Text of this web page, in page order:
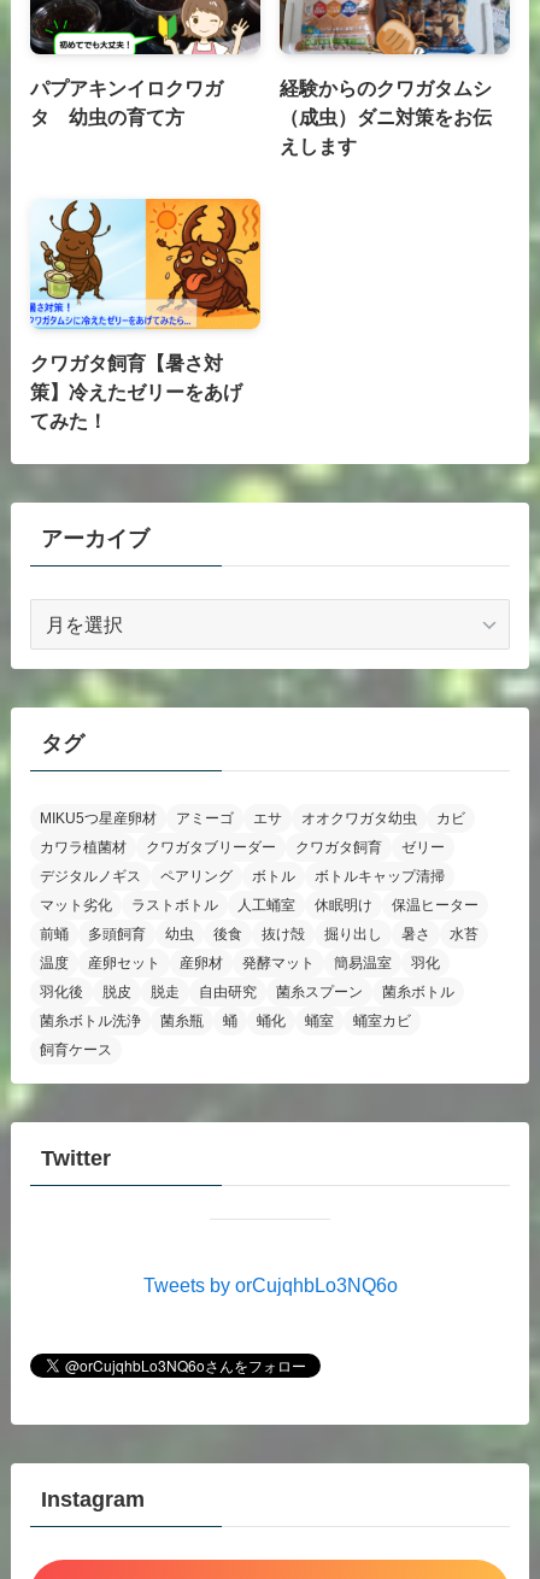
パプアキンイロクワガ
タ 幼虫の育て方
経験からのクワガタムシ
（成虫）ダニ対策をお伝
えします
クワガタ飼育【暑さ対
策】冷えたゼリーをあげ
てみた！
アーカイブ
カ
イ
タグ
MIKU5つ星産卵材 アミーゴ エサ オオクワガタ幼虫
カビ
カワラ植菌材
クワガタブリーダー クワガタ飼育
ゼリー
デジタルノギス
ペアリング ボトル
ボトルキャップ清掃
マット劣化
ラストボトル 人工蛹室 休眠明け
保温ヒーター
前蛹
多頭飼育 幼虫 後食 抜け殻 掘り出し 暑さ
水苔
温度
産卵セット 産卵材 発酵マット 簡易温室
羽化
羽化後
脱皮 脱走 自由研究 菌糸スプーン
菌糸ボトル
菌糸ボトル洗浄
菌糸瓶 蛹 蛹化 蛹室
蛹室カビ
飼育ケース
Twitter
Tweets by orCujqhbLo3NQ6o
Instagram